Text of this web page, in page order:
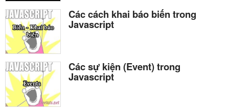
Các cách khai báo biến trong
Javascript
Các sự kiện (Event) trong
Javascript